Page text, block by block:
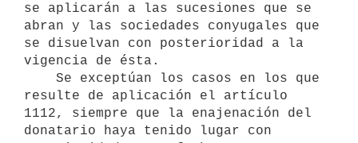
se aplicarán a las sucesiones que se
abran y las sociedades conyugales que
se disuelvan con posterioridad a la
vigencia de ésta.
resulte de aplicación el artículo
1112, siempre que la enajenación del
donatario haya tenido lugar con